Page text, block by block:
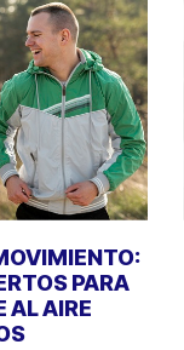
PARA
AL AIRE